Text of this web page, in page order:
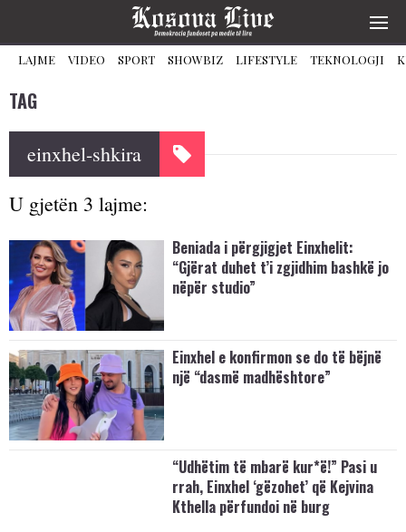
LAJME VIDEO SPORT SHOWBIZ LIFESTYLE TEKNOLOGJI
TAG
einxhel-shkira
U gjetën 3 lajme:
Beniada i përgjigjet Einxhelit:
“Gjërat duhet t’i zgjidhim bashkë jo
nëpër studio”
Einxhel e konfirmon se do të bëjnë
një “dasmë madhështore”
“Udhëtim të mbarë kur*ë!” Pasi u
rrah, Einxhel ‘gëzohet’ që Kejvina
Kthella përfundoi në burg